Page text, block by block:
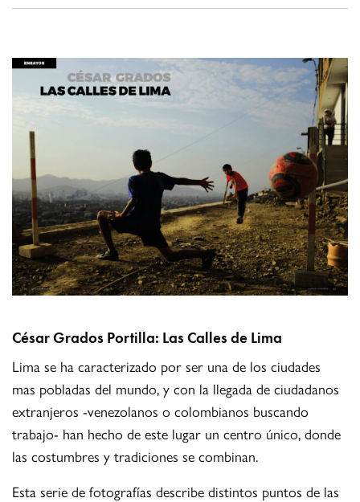
César Grados Portilla: Las Calles de Lima
Lima se ha caracterizado por ser una de los ciudades
mas pobladas del mundo, y con la llegada de ciudadanos
extranjeros -venezolanos o colombianos buscando
trabajo- han hecho de este lugar un centro único, donde
las costumbres y tradiciones se combinan.
Esta serie de fotografías describe distintos puntos de las